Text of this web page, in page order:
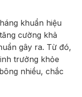
khuẩn hiệu
cường khả
gây ra. Từ đó,
trưởng khỏe
nhiều, chắc